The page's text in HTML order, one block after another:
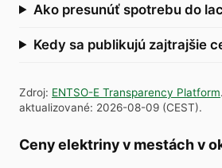
Ako presunúť spotrebu do
Kedy sa publikujú zajtrajšie
Zdroj: ENTSO-E Transparency Platform.
aktualizované: 2026-08-09 (CEST).
Ceny elektriny v mestách v